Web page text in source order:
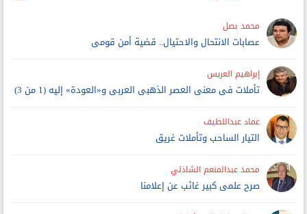
محمد بصل
عصابات الانتحال والاحتيال.. قضية أمن قومى
إبراهيم العريس
تأملات فى معنى العصر الذهبى العربى و«العودة» إليه (1 من 3)
عماد عبداللطيف
التيار الساحب وتأملات غريق
محمد عبدالمنعم الشاذلي
صرح علمى كبير غائب عن إعلامنا